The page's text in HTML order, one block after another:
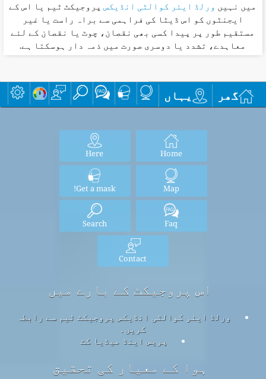
میں نہیںورلڈ ایئر کوالٹی انڈیکسپروجیکٹ ٹیم یا اس کے
ایجنٹوں کو اس ڈیٹا کی فراہمی سے براہ راست یا غیر
مستقیم طور پر پیدا کسی بھی نقصان، چوٹ یا نقصان کے لئے
معاہدے، تشدد یا دوسری صورت میں ذمہ دار ہوسکتا ہے.
گھر یہاں
Home
Here
Map
Get a mask!
Faq
Search
Contact
اس پروجیکٹ کے بارے میں
ورلڈ ایئر کوالٹی انڈیکس پروجیکٹ ٹیم سے رابطہ
کریں۔
پریس اینڈ میڈیا کٹ
ہوا کے معیار کی تحقیق